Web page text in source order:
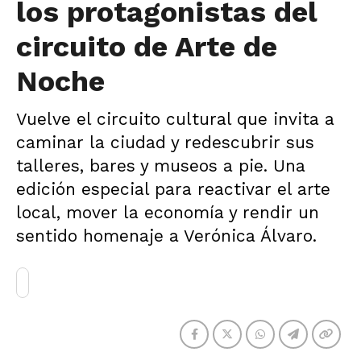
los protagonistas del
circuito de Arte de
Noche
Vuelve el circuito cultural que invita a
caminar la ciudad y redescubrir sus
talleres, bares y museos a pie. Una
edición especial para reactivar el arte
local, mover la economía y rendir un
sentido homenaje a Verónica Álvaro.